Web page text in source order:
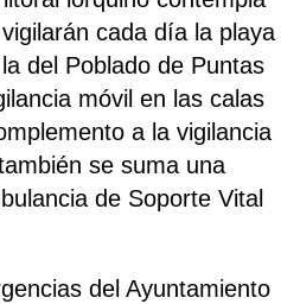
cada día la playa
del Poblado de Puntas
móvil en las calas
a la vigilancia
se suma una
de Soporte Vital
del Ayuntamiento